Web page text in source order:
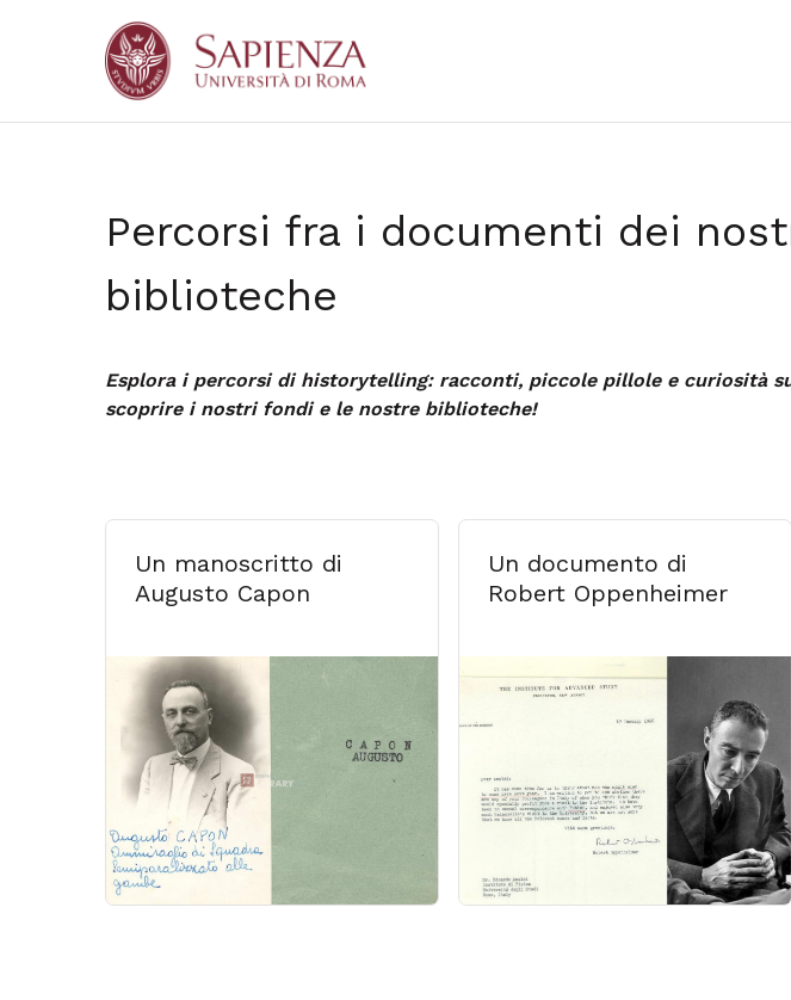
Percorsi fra i documenti dei
biblioteche
Esplora i percorsi di historytelling: racconti, piccole pillole e curiosità
scoprire i nostri fondi e le nostre biblioteche!
Un manoscritto di
Augusto Capon
Un documento di
Robert Oppenheimer